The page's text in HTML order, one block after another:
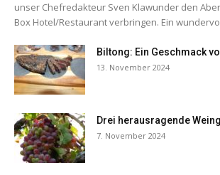
unser Chefredakteur Sven Klawunder den
Box Hotel/Restaurant verbringen. Ein
Biltong: Ein Geschmack
13. November 2024
Drei herausragende
7. November 2024